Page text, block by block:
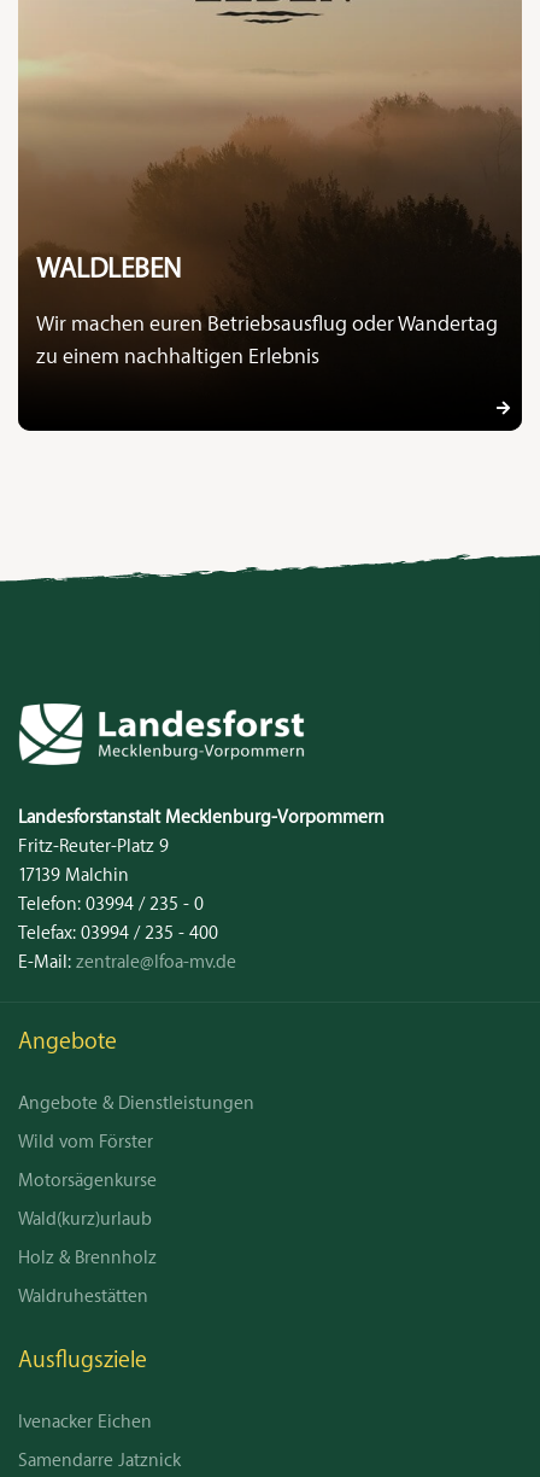
WALDLEBEN
Wir machen euren Betriebsausflug oder Wandertag
zu einem nachhaltigen Erlebnis
Kontakt
Landesforstanstalt Mecklenburg‑Vorpommern
Fritz-Reuter-Platz 9
17139 Malchin
Telefon: 03994 / 235 - 0
Telefax: 03994 / 235 - 400
E-Mail: zentrale@lfoa-mv.de
Angebote
Angebote & Dienstleistungen
Wild vom Förster
Motorsägenkurse
Wald(kurz)urlaub
Holz & Brennholz
Waldruhestätten
Ausflugsziele
Ivenacker Eichen
Samendarre Jatznick